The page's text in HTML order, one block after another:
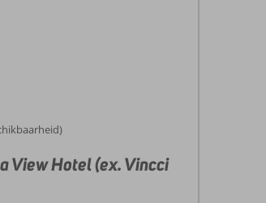
View Hotel (ex. Vincci